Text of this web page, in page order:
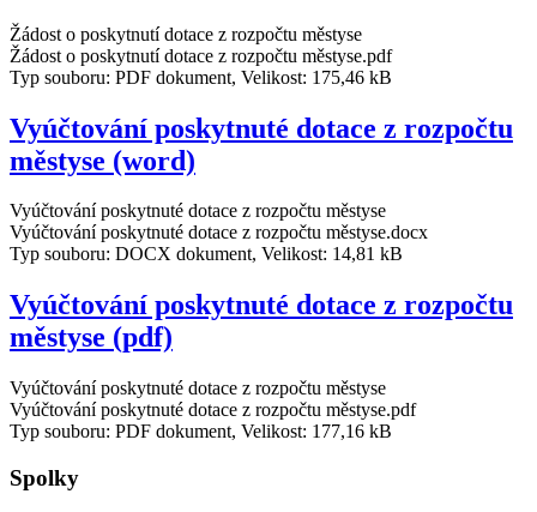
Žádost o poskytnutí dotace z rozpočtu městyse
Žádost o poskytnutí dotace z rozpočtu městyse.pdf
Typ souboru: PDF dokument, Velikost: 175,46 kB
Vyúčtování poskytnuté dotace z rozpočtu
městyse (word)
Vyúčtování poskytnuté dotace z rozpočtu městyse
Vyúčtování poskytnuté dotace z rozpočtu městyse.docx
Typ souboru: DOCX dokument, Velikost: 14,81 kB
Vyúčtování poskytnuté dotace z rozpočtu
městyse (pdf)
Vyúčtování poskytnuté dotace z rozpočtu městyse
Vyúčtování poskytnuté dotace z rozpočtu městyse.pdf
Typ souboru: PDF dokument, Velikost: 177,16 kB
Spolky